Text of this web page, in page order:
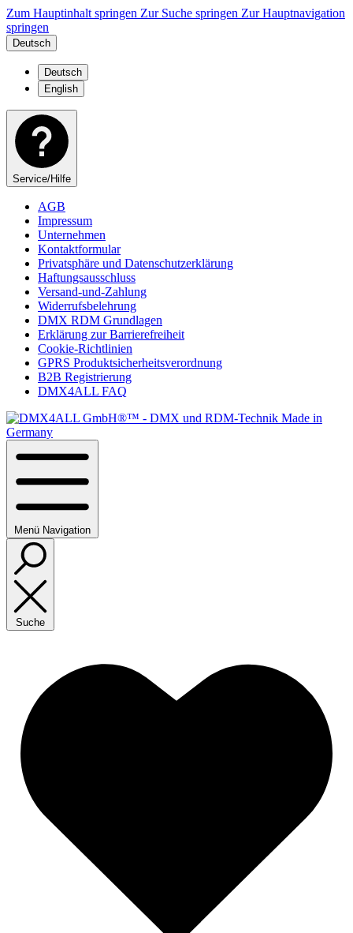
Zum Hauptinhalt springen Zur Suche springen Zur Hauptnavigation
springen
Deutsch
Deutsch
English
Service/Hilfe
AGB
Impressum
Unternehmen
Kontaktformular
Privatsphäre und Datenschutzerklärung
Haftungsausschluss
Versand-und-Zahlung
Widerrufsbelehrung
DMX RDM Grundlagen
Erklärung zur Barrierefreiheit
Cookie-Richtlinien
GPRS Produktsicherheitsverordnung
B2B Registrierung
DMX4ALL FAQ
Menü Navigation
Suche